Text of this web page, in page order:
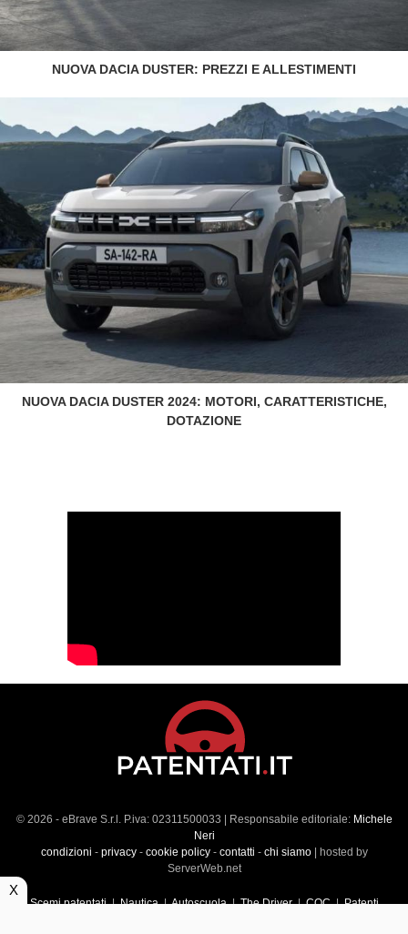
NUOVA DACIA DUSTER: PREZZI E ALLESTIMENTI
NUOVA DACIA DUSTER 2024: MOTORI, CARATTERISTICHE,
DOTAZIONE
© 2026 - eBrave S.r.l. P.iva: 02311500033 | Responsabile editoriale: Michele
Neri
condizioni - privacy- cookie policy- contatti - chi siamo| hosted by
ServerWeb.net
Scemi patentati|Nautica|Autoscuola|The Driver|CQC|Patenti
X